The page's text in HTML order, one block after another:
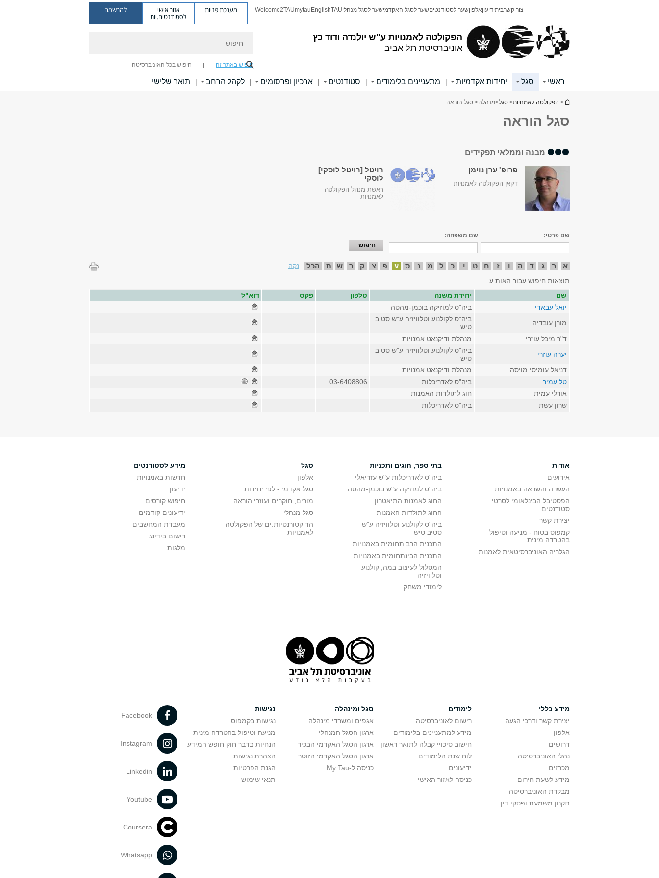
הפקולטה לאמנויות ע"ש יולנדה ודוד כץ
אוניברסיטת תל אביב
צור קשרביתידיעוןאלפוןשער לסטודנטיםשער לסגל האקדמישער לסגל מנהליTAU
English
mytau
Welcome2TAU מערכת פניות אזור אישי
לסטודנטים.יות
להרשמה
חיפוש באתר זה חיפוש בכל האוניברסיטה
ראשי סגל יחידות אקדמיות | מתעניינים בלימודים | סטודנטים | ארכיון ופרסומים | לקהל הרחב | תואר שלישי
הינך נמצא כאן
> הפקולטה לאמנויות> סגל>מנהלה> סגל הוראה
סגל הוראה
מבנה וממלאי תפקידים
פרופ' ערן נוימן
דקאן הפקולטה לאמנויות
רויטל [רויטל לוסקי]
לוסקי
ראשת מנהל הפקולטה
לאמנויות
שם פרטי: שם משפחה:
א ב ג ד ה ו ז ח ט י כ ל מ נ ס ע פ צ ק ר ש ת הכל
נקה
תוצאות חיפוש עבור האות ע
שם
יחידת משנה טלפון פקס
דוא"ל
יואל עבאדי
ביה"ס למוזיקה בוכמן-מהטה
מורן עובדיה
ביה"ס לקולנוע וטלוויזיה ע"ש סטיב
טיש
ד"ר מיכל עוזרי
מנהלת ודיקנאט אמנויות
יערה עוזרי
ביה"ס לקולנוע וטלוויזיה ע"ש סטיב
טיש
דניאל עומיסי מויסה
מנהלת ודיקנאט אמנויות
טל עמיר
ביה"ס לאדריכלות
03-6408806
אורלי עמית
חוג לתולדות האמנות
שרון עשת
ביה"ס לאדריכלות
אודות
אירועים
העשרה והשראה באמנויות
הפסטיבל הבינלאומי לסרטי
סטודנטים
יצירת קשר
קמפוס בטוח - מניעה וטיפול
בהטרדה מינית
הגלריה האוניברסיטאית לאמנות
בתי ספר, חוגים ותכניות
ביה"ס לאדריכלות ע"ש עזריאלי
ביה"ס למוזיקה ע"ש בוכמן-מהטה
החוג לאמנות התיאטרון
החוג לתולדות האמנות
ביה"ס לקולנוע וטלוויזיה ע"ש
סטיב טיש
התכנית הרב תחומית באמנויות
התכנית הבינתחומית באמנויות
המסלול לעיצוב במה, קולנוע
וטלוויזיה
לימודי משחק
סגל
אלפון
סגל אקדמי - לפי יחידות
מורים, חוקרים ועוזרי הוראה
סגל מנהלי
הדוקטורנטיות.ים של הפקולטה
לאמנויות
מידע לסטודנטים
חדשות באמנויות
ידיעון
חיפוש קורסים
ידיעונים קודמים
מעבדת המחשבים
רישום בידינג
מלגות
מידע כללי
יצירת קשר ודרכי הגעה
אלפון
דרושים
נהלי האוניברסיטה
מכרזים
מידע לשעת חירום
מבקרת האוניברסיטה
תקנון משמעת ופסקי דין
לימודים
רישום לאוניברסיטה
מידע למתעניינים בלימודים
חישוב סיכויי קבלה לתואר ראשון
לוח שנת הלימודים
ידיעונים
כניסה לאזור האישי
סגל ומינהלה
אגפים ומשרדי מינהלה
ארגון הסגל המנהלי
ארגון הסגל האקדמי הבכיר
ארגון הסגל האקדמי הזוטר
כניסה ל-My Tau
נגישות
נגישות בקמפוס
מניעה וטיפול בהטרדה מינית
הנחיות בדבר חוק חופש המידע
הצהרת נגישות
הגנת הפרטיות
תנאי שימוש
Facebook
Instagram
Linkedin
Youtube
Coursera
Whatsapp